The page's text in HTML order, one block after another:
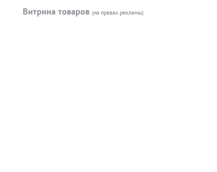
Витрина товаров (на правах рекламы)